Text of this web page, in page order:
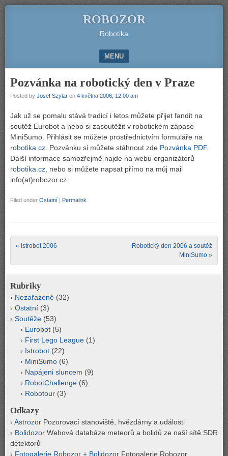
ROBOZOR
Robotika
MENU
Pozvánka na robotický den v Praze
Posted by Josef Szylar on 4 května 2006, 12:00 am
Jak už se pomalu stává tradicí i letos můžete přijet fandit na
soutěž Eurobot a nebo si zasoutěžit v robotickém zápase
MiniSumo. Přihlásit se můžete prostřednictvím formuláře na
robotika.cz . Pozvánku si můžete stáhnout zde Pozvánka PDF.
Další informace samozřejmě najde na webu organizátorů
robotika.cz , nebo si můžete napsat přímo na můj mail
info(at)robozor.cz.
Filed under Ostatní | Permalink
Post navigation
« Istrobot 2006
Robotický den 2006 a soutěž
MiniSumo »
Rubriky
Nezařazené (32)
Ostatní (3)
Soutěže (53)
Eurobot (5)
First Lego League (1)
Istrobot (22)
MiniSumo (6)
Napájeni sluncem (9)
RobotChallenge (6)
Robotour (3)
Odkazy
Astrozor Pozorovací stanoviště, hvězdárny a události
Bolidozor Webová databáze meteorů a bolidů ze naší sítě SDR
detektorů
Fotogalerie Robozor + Bolidozor Fotogalerie Robozor